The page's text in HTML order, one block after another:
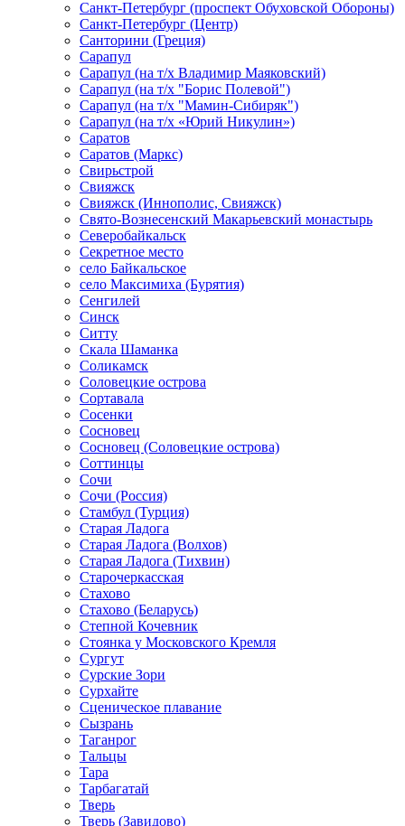
Санкт-Петербург (проспект Обуховской Обороны)
Санкт-Петербург (Центр)
Санторини (Греция)
Сарапул
Сарапул (на т/х Владимир Маяковский)
Сарапул (на т/х "Борис Полевой")
Сарапул (на т/х "Мамин-Сибиряк")
Сарапул (на т/х «Юрий Никулин»)
Саратов
Саратов (Маркс)
Свирьстрой
Свияжск
Свияжск (Иннополис, Свияжск)
Свято-Вознесенский Макарьевский монастырь
Северобайкальск
Секретное место
село Байкальское
село Максимиха (Бурятия)
Сенгилей
Синск
Ситту
Скала Шаманка
Соликамск
Соловецкие острова
Сортавала
Сосенки
Сосновец
Сосновец (Соловецкие острова)
Соттинцы
Сочи
Сочи (Россия)
Стамбул (Турция)
Старая Ладога
Старая Ладога (Волхов)
Старая Ладога (Тихвин)
Старочеркасская
Стахово
Стахово (Беларусь)
Степной Кочевник
Стоянка у Московского Кремля
Сургут
Сурские Зори
Сурхайте
Сценическое плавание
Сызрань
Таганрог
Тальцы
Тара
Тарбагатай
Тверь
Тверь (Завидово)